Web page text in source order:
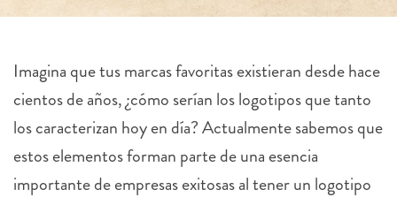
Imagina que tus marcas favoritas existieran desde hace
cientos de años, ¿cómo serían los logotipos que tanto
los caracterizan hoy en día? Actualmente sabemos que
estos elementos forman parte de una esencia
importante de empresas exitosas al tener un logotipo